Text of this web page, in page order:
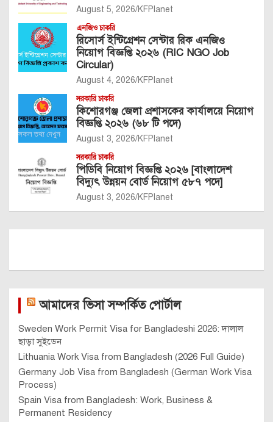
August 5, 2026 KFPlanet
এনজিও চাকরি
রিসোর্স ইন্টিগ্রেশন সেন্টার রিক এনজিও
নিয়োগ বিজ্ঞপ্তি ২০২৬ (RIC NGO Job
Circular)
August 4, 2026 KFPlanet
সরকারি চাকরি
কিশোরগঞ্জ জেলা প্রশাসকের কার্যালয়ে নিয়োগ
বিজ্ঞপ্তি ২০২৬ (৬৮ টি পদে)
August 3, 2026 KFPlanet
সরকারি চাকরি
পিডিবি নিয়োগ বিজ্ঞপ্তি ২০২৬ [বাংলাদেশ
বিদ্যুৎ উন্নয়ন বোর্ড নিয়োগ ৫৮৭ পদে]
August 3, 2026 KFPlanet
আমাদের ভিসা সম্পর্কিত পোর্টাল
Sweden Work Permit Visa for Bangladeshi 2026: দালাল
ছাড়া সুইডেন
Lithuania Work Visa from Bangladesh (2026 Full Guide)
Germany Job Visa from Bangladesh (German Work Visa
Process)
Spain Visa from Bangladesh: Work, Business &
Permanent Residency